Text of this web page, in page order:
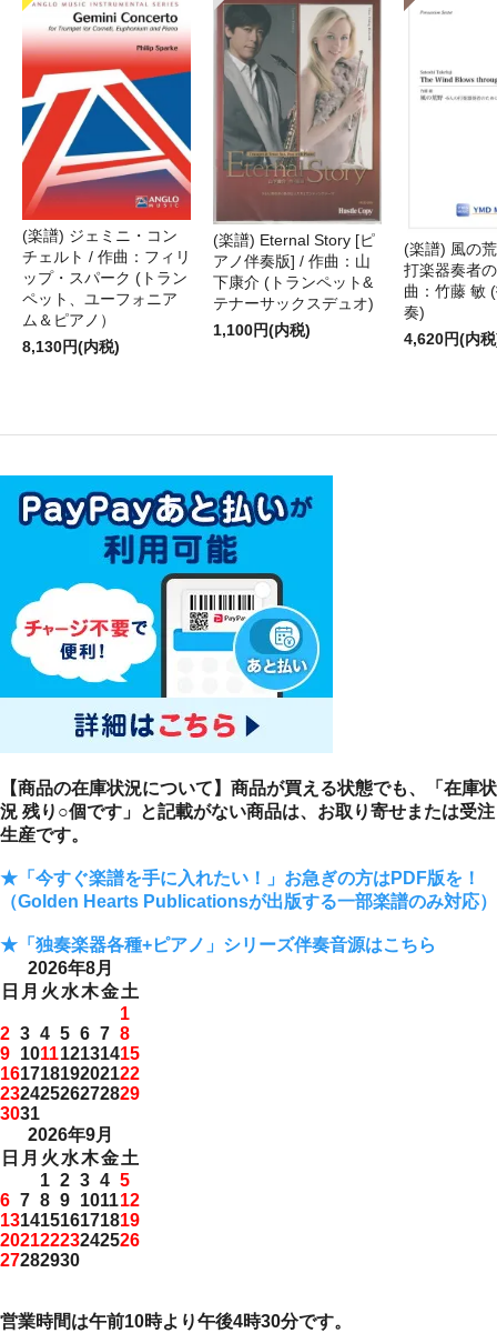
(楽譜) ジェミニ・コン
チェルト / 作曲：フィリ
ップ・スパーク (トラン
ペット、ユーフォニア
ム＆ピアノ）
8,130円(内税)
(楽譜) Eternal Story [ピ
アノ伴奏版] / 作曲：山
下康介 (トランペット&
テナーサックスデュオ)
1,100円(内税)
(楽譜) 風の
打楽器奏者
曲：竹藤 敏
奏)
4,620円(内
【商品の在庫状況について】商品が買える状態でも、「在庫状
況 残り○個です」と記載がない商品は、お取り寄せまたは受注
生産です。
★「今すぐ楽譜を手に入れたい！」お急ぎの方はPDF版を！
（Golden Hearts Publicationsが出版する一部楽譜のみ対応）
★「独奏楽器各種+ピアノ」シリーズ伴奏音源はこちら
2026年8月
日 月 火 水木金土
1
2 3 4 5 6 7 8
9 101112131415
16171819202122
23242526272829
3031
2026年9月
日 月 火 水木金土
1 2 3 4 5
6 7 8 9 101112
13141516171819
20212223242526
27282930
営業時間は午前10時より午後4時30分です。